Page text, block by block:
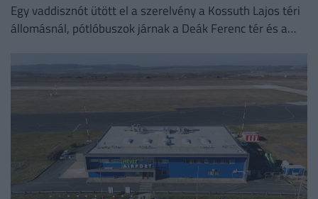
Egy vaddisznót ütött el a szerelvény a Kossuth Lajos téri
állomásnál, pótlóbuszok járnak a Deák Ferenc tér és a